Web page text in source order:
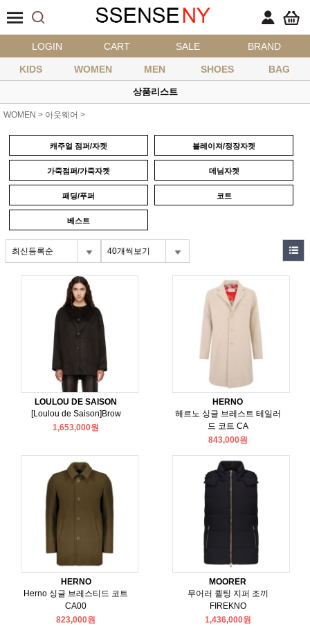
LOGIN CART SALE BRAND
KIDS WOMEN MEN SHOES BAG
상품리스트
WOMEN > 아웃웨어 >
캐주얼 점퍼/자켓 블레이져/정장자켓
가죽점퍼/가죽자켓 데님자켓
패딩/푸퍼 코트
베스트
최신등록순 40개씩보기
LOULOU DE SAISON
[Loulou de Saison]Brow
1,653,000원
HERNO
헤르노 싱글 브레스트 테일러
드 코트 CA
843,000원
HERNO
Herno 싱글 브레스티드 코트
CA00
823,000원
MOORER
무어러 퀼팅 지퍼 조끼
FIREKNO
1,436,000원